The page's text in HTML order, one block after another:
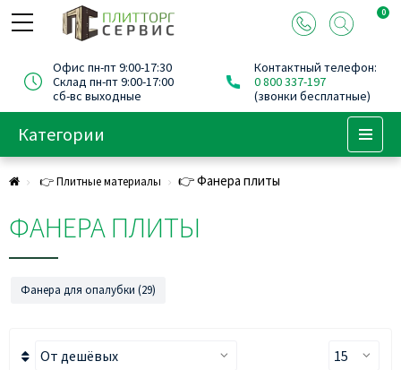
0
Офис пн-пт 9:00-17:30
Склад пн-пт 9:00-17:00
сб-вс выходные
Контактный телефон:
0 800 337-197
(звонки бесплатные)
Категории
👉 Плитные материалы 👉 Фанера плиты
ФАНЕРА ПЛИТЫ
Фанера для опалубки (29)